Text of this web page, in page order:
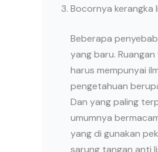
Bocornya kerangka
Beberapa
yang baru.
harus mempunyai
pengetahuan
Dan yang paling
umumnya
yang di gunakan
sarung tangan anti